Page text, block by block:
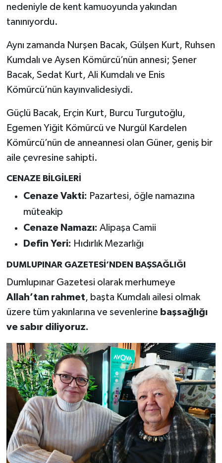
nedeniyle de kent kamuoyunda yakından
tanınıyordu.
Aynı zamanda Nurşen Bacak, Gülşen Kurt, Ruhsen
Kumdalı ve Aysen Kömürcü’nün annesi; Şener
Bacak, Sedat Kurt, Ali Kumdalı ve Enis
Kömürcü’nün kayınvalidesiydi.
Güçlü Bacak, Erçin Kurt, Burcu Turgutoğlu,
Egemen Yiğit Kömürcü ve Nurgül Kardelen
Kömürcü’nün de anneannesi olan Güner, geniş bir
aile çevresine sahipti.
CENAZE BİLGİLERİ
Cenaze Vakti: Pazartesi, öğle namazına
müteakip
Cenaze Namazı: Alipaşa Camii
Defin Yeri: Hıdırlık Mezarlığı
DUMLUPINAR GAZETESİ’NDEN BAŞSAĞLIĞI
Dumlupınar Gazetesi olarak merhumeye
Allah’tan rahmet, başta Kumdalı ailesi olmak
üzere tüm yakınlarına ve sevenlerine başsağlığı
ve sabır diliyoruz.
Vasıta
Vefat Haberleri